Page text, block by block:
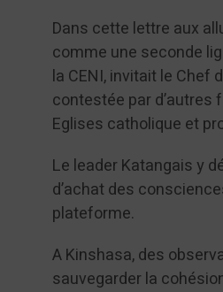
Dans cette lettre aux
comme une seconde
la CENI, invitait le Chef
contestée par d’autres
Eglises catholique et
Le leader Katangais y
d’achat des
plateforme.
A Kinshasa, des
sauvegarder la